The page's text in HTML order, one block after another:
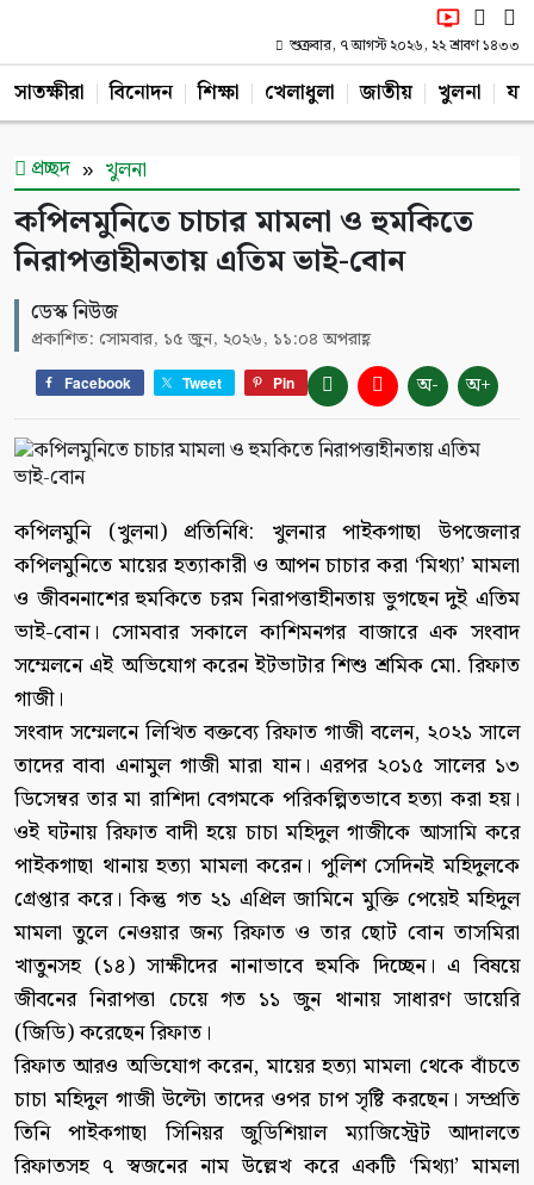
শুক্রবার, ৭ আগস্ট ২০২৬, ২২ শ্রাবণ ১৪৩৩
সাতক্ষীরা বিনোদন শিক্ষা খেলাধুলা জাতীয় খুলনা
প্রচ্ছদ খুলনা
কপিলমুনিতে চাচার মামলা ও হুমকিতে
নিরাপত্তাহীনতায় এতিম ভাই-বোন
ডেস্ক নিউজ
প্রকাশিত: সোমবার, ১৫ জুন, ২০২৬, ১১:০৪ অপরাহ্ণ
Facebook Tweet Pin অ- অ+
কপিলমুনি (খুলনা) প্রতিনিধি: খুলনার পাইকগাছা উপজেলার
কপিলমুনিতে মায়ের হত্যাকারী ও আপন চাচার করা ‘মিথ্যা’ মামলা
ও জীবননাশের হুমকিতে চরম নিরাপত্তাহীনতায় ভুগছেন দুই এতিম
ভাই-বোন। সোমবার সকালে কাশিমনগর বাজারে এক সংবাদ
সম্মেলনে এই অভিযোগ করেন ইটভাটার শিশু শ্রমিক মো. রিফাত
গাজী।
সংবাদ সম্মেলনে লিখিত বক্তব্যে রিফাত গাজী বলেন, ২০২১ সালে
তাদের বাবা এনামুল গাজী মারা যান। এরপর ২০১৫ সালের ১৩
ডিসেম্বর তার মা রাশিদা বেগমকে পরিকল্পিতভাবে হত্যা করা হয়।
ওই ঘটনায় রিফাত বাদী হয়ে চাচা মহিদুল গাজীকে আসামি করে
পাইকগাছা থানায় হত্যা মামলা করেন। পুলিশ সেদিনই মহিদুলকে
গ্রেপ্তার করে। কিন্তু গত ২১ এপ্রিল জামিনে মুক্তি পেয়েই মহিদুল
মামলা তুলে নেওয়ার জন্য রিফাত ও তার ছোট বোন তাসমিরা
খাতুনসহ (১৪) সাক্ষীদের নানাভাবে হুমকি দিচ্ছেন। এ বিষয়ে
জীবনের নিরাপত্তা চেয়ে গত ১১ জুন থানায় সাধারণ ডায়েরি
(জিডি) করেছেন রিফাত।
রিফাত আরও অভিযোগ করেন, মায়ের হত্যা মামলা থেকে বাঁচতে
চাচা মহিদুল গাজী উল্টো তাদের ওপর চাপ সৃষ্টি করছেন। সম্প্রতি
তিনি পাইকগাছা সিনিয়র জুডিশিয়াল ম্যাজিস্ট্রেট আদালতে
রিফাতসহ ৭ স্বজনের নাম উল্লেখ করে একটি ‘মিথ্যা’ মামলা